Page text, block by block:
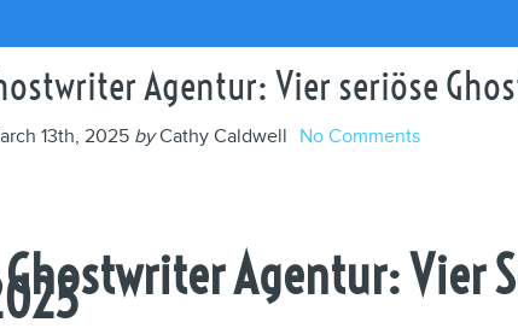
Agentur: Vier seriöse
13th, 2025 byCathy Caldwell No Comments
Ghostwriter Agentur: